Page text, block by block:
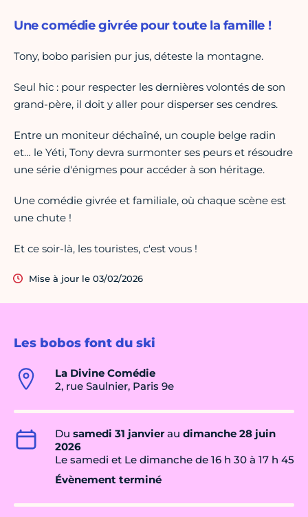
Les bobos font du ski
La Divine Comédie
2, rue Saulnier, Paris 9e
Du samedi 31 janvierau dimanche 28 juin
2026
Le samedi et Le dimanche de 16 h 30 à 17 h 45
Évènement terminé
Une comédie givrée pour toute la famille !
Tony, bobo parisien pur jus, déteste la montagne.
Seul hic : pour respecter les dernières volontés de son
grand-père, il doit y aller pour disperser ses cendres.
Entre un moniteur déchaîné, un couple belge radin
et… le Yéti, Tony devra surmonter ses peurs et résoudre
une série d'énigmes pour accéder à son héritage.
Une comédie givrée et familiale, où chaque scène est
une chute !
Et ce soir-là, les touristes, c'est vous !
Mise à jour le 03/02/2026